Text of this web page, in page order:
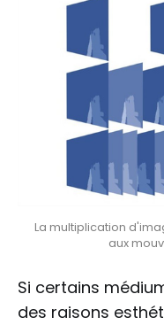
La multiplication
aux
Si certains
des raisons